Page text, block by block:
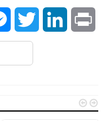
MessengerTwitter LinkedIn
 